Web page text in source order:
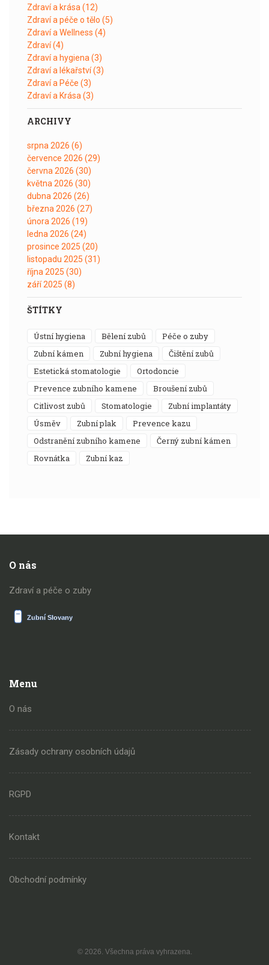
Zdraví a krása (12)
Zdraví a péče o tělo (5)
Zdraví a Wellness (4)
Zdraví(4)
Zdraví a hygiena (3)
Zdraví a lékařství(3)
Zdraví a Péče (3)
Zdraví a Krása (3)
ARCHIVY
srpna 2026 (6)
července 2026 (29)
června 2026 (30)
května 2026 (30)
dubna 2026 (26)
března 2026 (27)
února 2026 (19)
ledna 2026 (24)
prosince 2025 (20)
listopadu 2025 (31)
října 2025 (30)
září 2025 (8)
ŠTÍTKY
ústní hygiena bělení zubů
péče o zuby
zubní kámen
zubní hygiena
čištění zubů
estetická stomatologie
ortodoncie
prevence zubního kamene
broušení zubů
citlivost zubů
stomatologie
zubní implantáty
úsměv
zubní plak
prevence kazu
odstranění zubního kamene
černý zubní kámen
rovnátka
zubní kaz
O nás
Zdraví a péče o zuby
Menu
O nás
Zásady ochrany osobních údajů
RGPD
Kontakt
Obchodní podmínky
© 2026. Všechna práva vyhrazena.